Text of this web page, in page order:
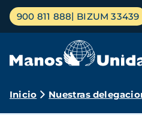
Pasar
contenido
Menú
principal
900 811 888 BIZUM 33439
Ruta
Inicio Nuestras